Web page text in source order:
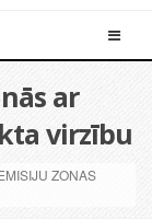
ar
virzību
ZONAS